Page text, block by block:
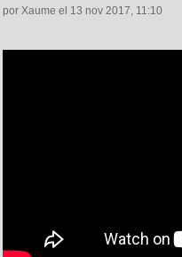
por Xaume el 13 nov 2017, 11:10